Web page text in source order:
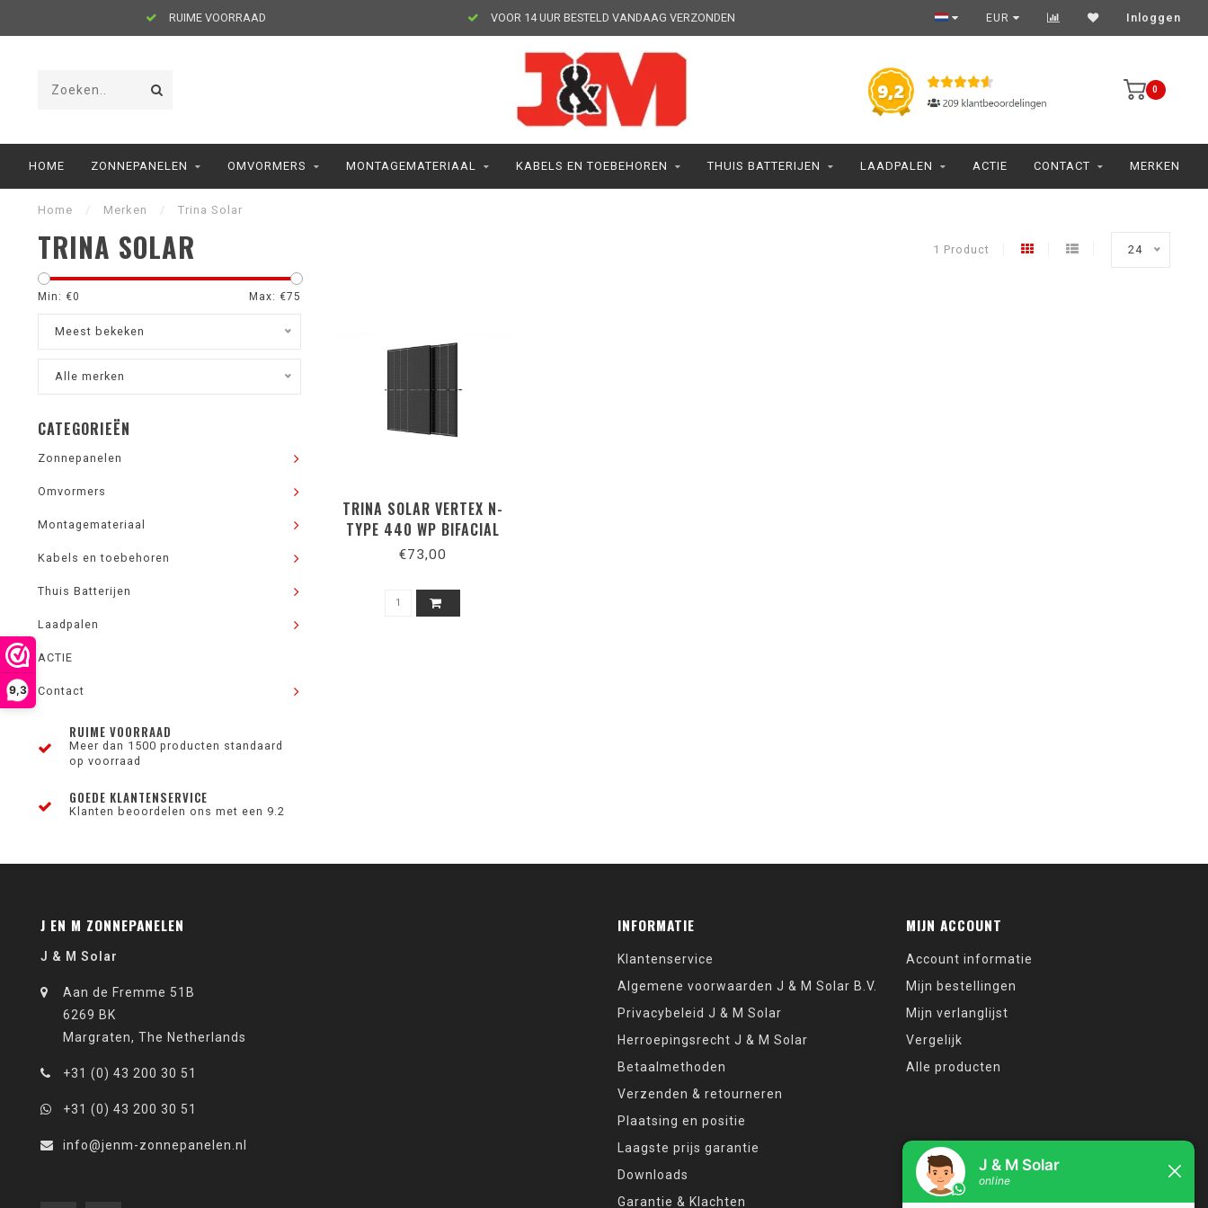
9,3
RUIME VOORRAAD VOOR 14 UUR BESTELD VANDAAG VERZONDEN EUR Inloggen
0
HOME ZONNEPANELEN OMVORMERS MONTAGEMATERIAAL KABELS EN TOEBEHOREN THUIS BATTERIJEN LAADPALEN ACTIE CONTACT MERKEN
Home / Merken / Trina Solar
TRINA SOLAR 1 Product 24
Min: €0 Max: €75
Meest bekeken
Alle merken
CATEGORIEËN
Zonnepanelen
Omvormers
Montagemateriaal
Kabels en toebehoren
Thuis Batterijen
Laadpalen
ACTIE
Contact
RUIME VOORRAAD
Meer dan 1500 producten standaard
op voorraad
GOEDE KLANTENSERVICE
Klanten beoordelen ons met een 9.2
TRINA SOLAR VERTEX N-
TYPE 440 WP BIFACIAL
GLAS GLAS CLEAR BLACK
€73,00
J EN M ZONNEPANELEN
J & M Solar
Aan de Fremme 51B
6269 BK
Margraten, The Netherlands
+31 (0) 43 200 30 51
+31 (0) 43 200 30 51
info@jenm-zonnepanelen.nl
INFORMATIE
Klantenservice
Algemene voorwaarden J & M Solar B.V.
Privacybeleid J & M Solar
Herroepingsrecht J & M Solar
Betaalmethoden
Verzenden & retourneren
Plaatsing en positie
Laagste prijs garantie
Downloads
Garantie & Klachten
MIJN ACCOUNT
Account informatie
Mijn bestellingen
Mijn verlanglijst
Vergelijk
Alle producten